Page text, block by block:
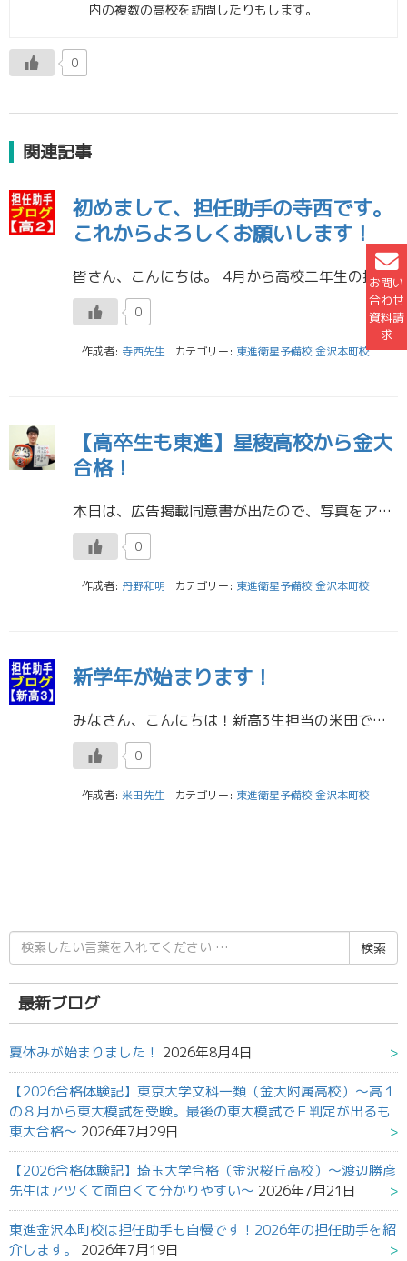
お問い
合わせ
資料請
求
内の複数の高校を訪問したりもします。
0
関連記事
初めまして、担任助手の寺西です。
これからよろしくお願いします！
皆さん、こんにちは。 4月から高校二年生の担任助手となりました、寺西です。 まずは簡単に自己紹介をさせていただきます！ ／ 【大学について】 現在、金沢大学 人間社会学域 学校教育学類に所属しています。 教育学部というと […]
0
作成者: 寺西先生 カテゴリー: 東進衛星予備校 金沢本町校
【高卒生も東進】星稜高校から金大
合格！
本日は、広告掲載同意書が出たので、写真をアップしました。 金沢本町校の高卒生で、星稜高校から金大に合格したOくんです。 Oくん、おめでとう！ Oくんの合格体験記から一節を紹介します。 ／ 毎日の朝の英単語テストが非常に […]
0
作成者: 丹野和明 カテゴリー: 東進衛星予備校 金沢本町校
新学年が始まります！
みなさん、こんにちは！新高3生担当の米田です。 やっと春らしい気候になってきましたね。雪も解けて私はテニスをがんばっています！最近の大会では予選を突破し、来月に行われる本戦に出場します。新しい大学一年生も入ってくるので、 […]
0
作成者: 米田先生 カテゴリー: 東進衛星予備校 金沢本町校
検
索
結
果:
最新ブログ
夏休みが始まりました！ 2026年8月4日
【2026合格体験記】東京大学文科一類（金大附属高校）～高１
の８月から東大模試を受験。最後の東大模試でＥ判定が出るも
東大合格～ 2026年7月29日
【2026合格体験記】埼玉大学合格（金沢桜丘高校）～渡辺勝彦
先生はアツくて面白くて分かりやすい～ 2026年7月21日
東進金沢本町校は担任助手も自慢です！2026年の担任助手を紹
介します。
2026年7月19日